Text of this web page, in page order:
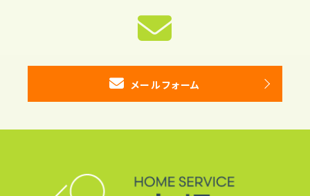
メールフォーム